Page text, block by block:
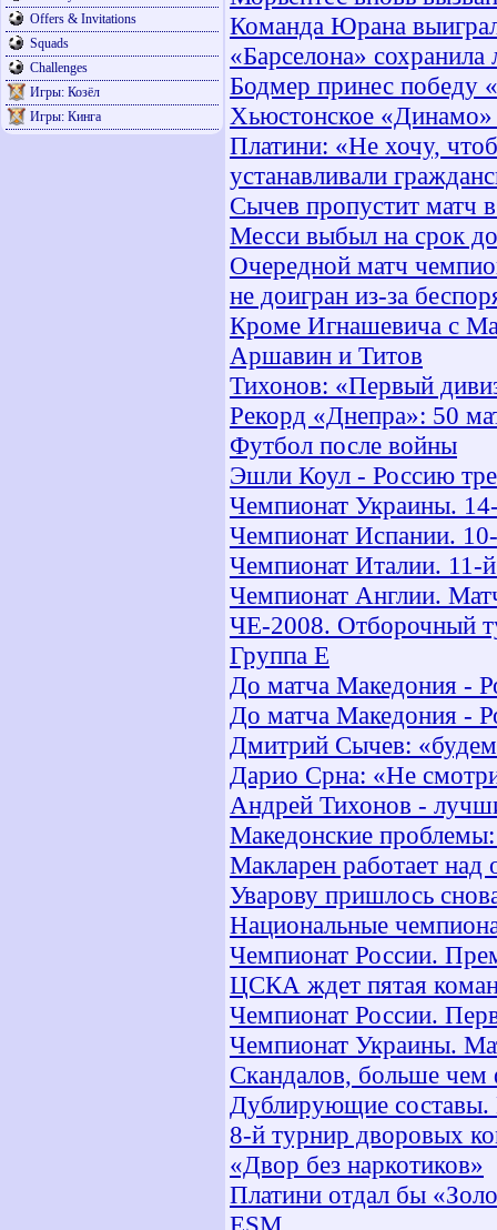
Offers & Invitations
Squads
Challenges
Игры: Козёл
Игры: Кинга
Команда Юрана
«Барселона»
Бодмер принес победу
Хьюстонское
Платини: «Не хочу,
устанавливали
Сычев пропустит матч
Месси выбыл на срок
Очередной матч
не доигран из-за
Кроме Игнашевича с
Аршавин и Титов
Тихонов: «Первый
Рекорд «Днепра»: 50
Футбол после войны
Эшли Коул - Россию
Чемпионат Украины.
Чемпионат Испании.
Чемпионат Италии. 11-
Чемпионат Англии.
ЧЕ-2008. Отборочный
Группа Е
До матча Македония -
До матча Македония -
Дмитрий Сычев:
Дарио Срна: «Не
Андрей Тихонов -
Македонские
Макларен работает
Уварову пришлось
Национальные
Чемпионат России.
ЦСКА ждет пятая
Чемпионат России.
Чемпионат Украины.
Скандалов, больше чем
Дублирующие составы.
8-й турнир дворовых
«Двор без наркотиков»
Платини отдал бы